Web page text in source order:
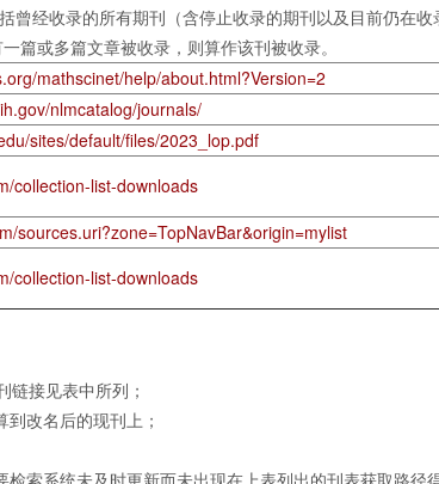
曾经收录的所有期刊（含停止收录的期刊以及目前仍在
篇或多篇文章被收录，则算作该刊被收录。
mathscinet/help/about.html?Version=2
nlmcatalog/journals/
sites/default/files/2023_lop.pdf
collection-list-downloads
sources.uri?zone=TopNavBar&origin=mylist
collection-list-downloads
链接见表中所列；
改名后的现刊上；
索系统未及时更新而未出现在上表列出的刊表获取路径